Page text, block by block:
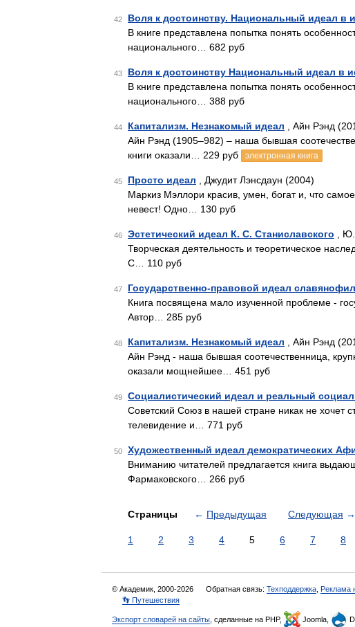
42 Воля к достоинству. Национальный идеал в
В книге представлена попытка понять
национального… 682 руб
43 Воля к достоинству Национальный идеал в
В книге представлена попытка понять
национального… 388 руб
44 Капитализм. Незнакомый идеал , Айн Рэнд
Айн Рэнд (1905–982) – наша бывшая
книги оказали… 229 руб
электронная книга
45 Просто идеал , Джудит Лэнсдаун (2004)
Маркиз Мэллори красив, умен, богат и, что
невест! Одно… 130 руб
46 Эстетический идеал К. С. Станиславского ,
Творческая деятельность и теоретическое
С… 110 руб
47 Государственно-правовой идеал
Книга посвящена мало изученной проблеме -
Автор… 285 руб
48 Капитализм. Незнакомый идеал , Айн Рэнд
Айн Рэнд - наша бывшая соотечественница,
оказали мощнейшее… 451 руб
49 Социалистический идеал и реальный
Советский Союз в нашей стране никак не хочет
телевидение и… 771 руб
50 Художественный идеал демократических
Вниманию читателей предлагается книга
Фармаковского… 266 руб
Страницы ← Предыдущая Следующая →
1 2 3 4 5 6 7 8
© Академик, 2000-2026 Обратная связь: Техподдержка Реклама
👣 Путешествия
Экспорт словарей на сайты , сделанные на PHP, Joomla,